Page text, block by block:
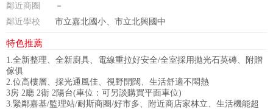
鄰近商圈
－
鄰近學校
市立嘉北國小、市立北興國中
特色推薦
1.全新整理、全新廚具、電線重拉好安全/全室採用拋光石英磚、附贈
傢俱
2.位高樓層、採光通風佳、視野開闊、生活舒適不悶熱
3房 2廳 2衛 2陽台(車位：可另談購買平面車位)
3.緊鄰嘉基/監理站/耐斯商圈/好市多、附近商店家林立、生活機能超